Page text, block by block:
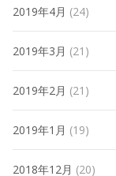
2019年4月 (24)
2019年3月 (21)
2019年2月 (21)
2019年1月 (19)
2018年12月 (20)